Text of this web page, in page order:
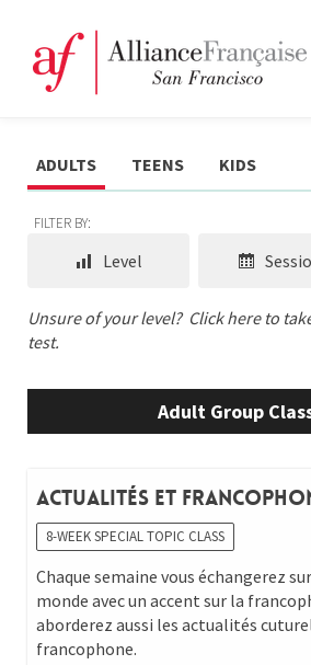
ADULTS TEENS KIDS
FILTER BY:
Level
Unsure of your level? Click here to
test.
Adult Group
Actualités et
8-WEEK SPECIAL TOPIC CLASS
Chaque semaine vous échangerez
monde avec un accent sur la
aborderez aussi les actualités
francophone.